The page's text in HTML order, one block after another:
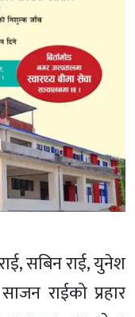
सबिन राई, युनेश
राईको प्रहार